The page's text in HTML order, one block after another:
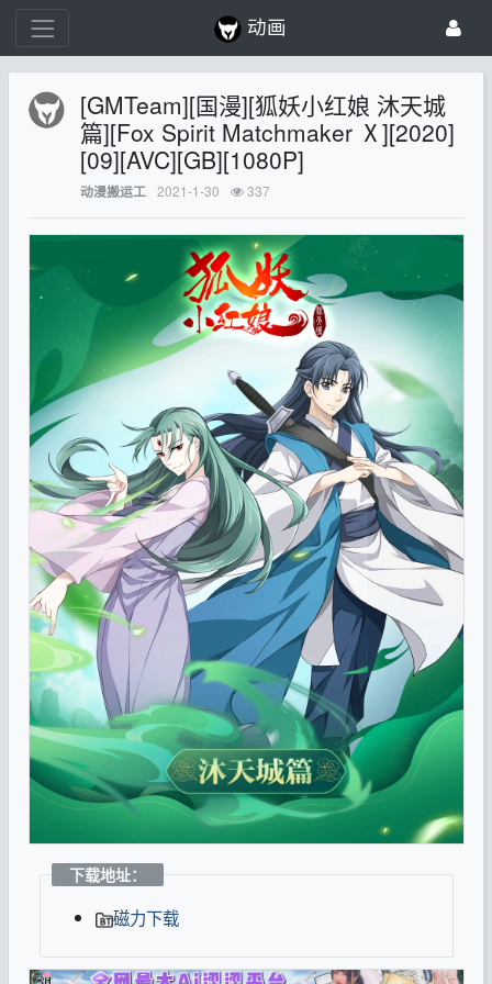
动画
[GMTeam][国漫][狐妖小红娘 沐天城
篇][Fox Spirit Matchmaker Ⅹ][2020]
[09][AVC][GB][1080P]
动漫搬运工 2021-1-30 337
下载地址：
磁力下载